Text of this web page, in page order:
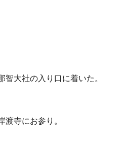
智大社の入り口に着いた。
渡寺にお参り。